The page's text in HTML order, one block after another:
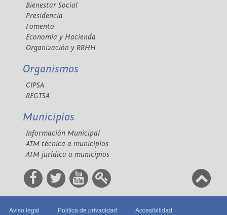
Bienestar Social
Presidencia
Fomento
Economía y Hacienda
Organización y RRHH
Organismos
CIPSA
REGTSA
Municipios
Información Municipal
ATM técnica a municipios
ATM jurídica a municipios
Aviso legal Política de privacidad Accesibilidad